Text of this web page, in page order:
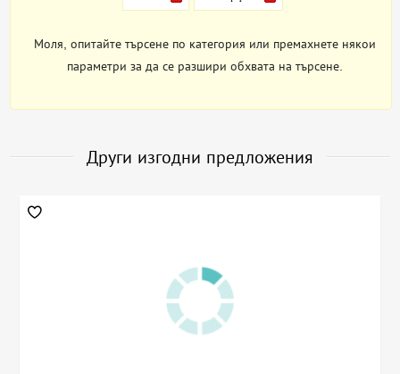
Моля, опитайте търсене по категория или премахнете някои
параметри за да се разшири обхвата на търсене.
Други изгодни предложения